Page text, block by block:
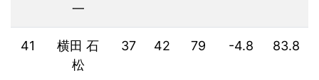
一
41
横田 石
松
37 42 79 -4.8 83.8